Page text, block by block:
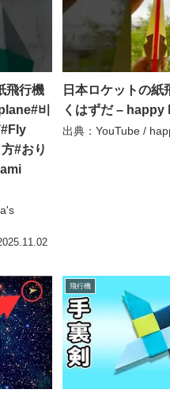
飛行機
비
#おり
日本ロケットの紙
くはずだ – happy
出典：YouTube /
飛行機